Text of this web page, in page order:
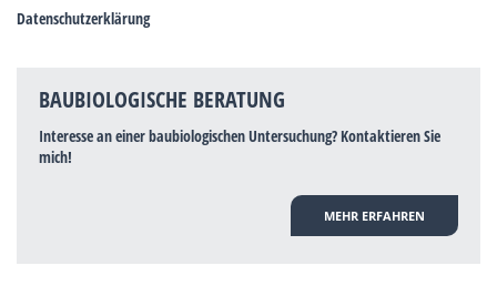
Datenschutzerklärung
BAUBIOLOGISCHE BERATUNG
Interesse an einer baubiologischen Untersuchung? Kontaktieren Sie
mich!
MEHR ERFAHREN